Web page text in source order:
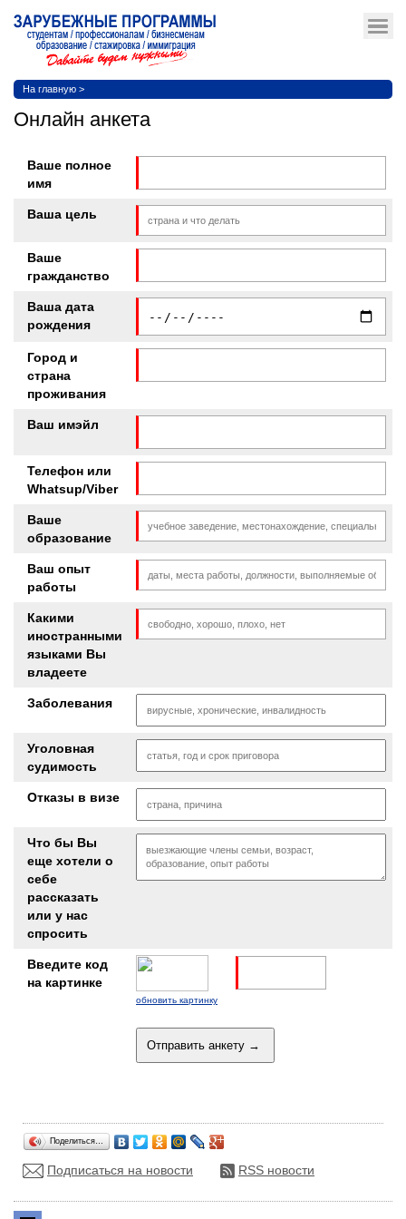
На главную >
Онлайн анкета
Ваше полное
имя
Ваша цель
Ваше
гражданство
Ваша дата
рождения
Город и
страна
проживания
Ваш имэйл
Телефон или
Whatsup/Viber
Ваше
образование
Ваш опыт
работы
Какими
иностранными
языками Вы
владеете
Заболевания
Уголовная
судимость
Отказы в визе
Что бы Вы
еще хотели о
себе
рассказать
или у нас
спросить
Введите код
на картинке
обновить картинку
Поделиться…
Подписаться на новости RSS новости